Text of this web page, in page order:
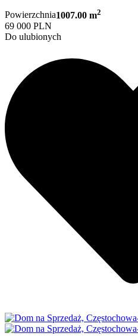
Powierzchnia1007.00 m2
69 000 PLN
Do ulubionych